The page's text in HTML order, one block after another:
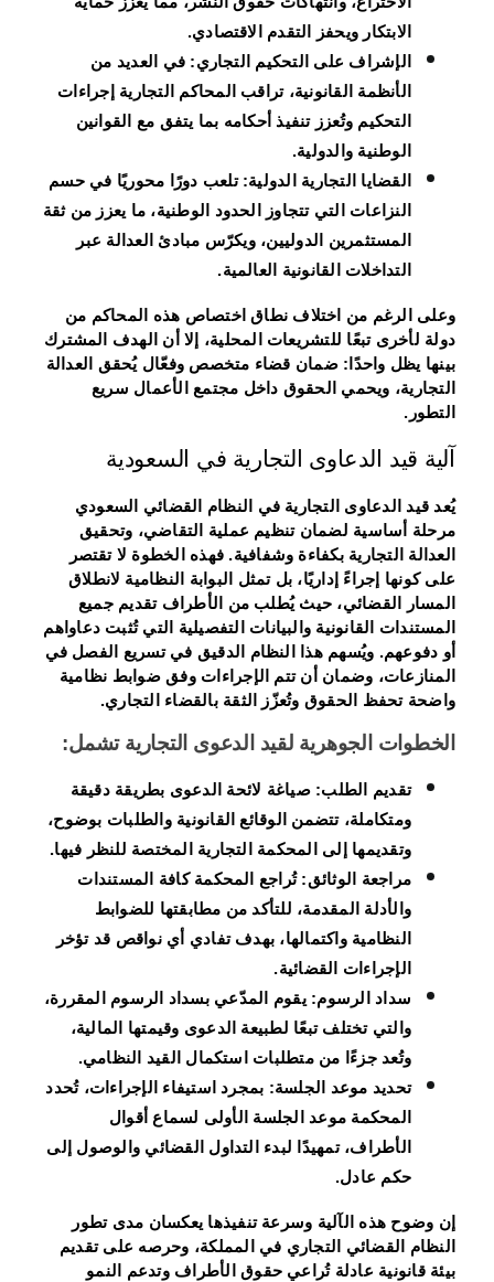
الابتكار ويحفز التقدم الاقتصادي.
الإشراف على التحكيم التجاري: في العديد من
الأنظمة القانونية، تراقب المحاكم التجارية إجراءات
التحكيم وتُعزز تنفيذ أحكامه بما يتفق مع القوانين
الوطنية والدولية.
القضايا التجارية الدولية: تلعب دورًا محوريًا في حسم
النزاعات التي تتجاوز الحدود الوطنية، ما يعزز من ثقة
المستثمرين الدوليين، ويكرّس مبادئ العدالة عبر
التداخلات القانونية العالمية.
وعلى الرغم من اختلاف نطاق اختصاص هذه المحاكم من
دولة لأخرى تبعًا للتشريعات المحلية، إلا أن الهدف المشترك
بينها يظل واحدًا: ضمان قضاء متخصص وفعّال يُحقق العدالة
التجارية، ويحمي الحقوق داخل مجتمع الأعمال سريع
التطور.
آلية قيد الدعاوى التجارية في السعودية
يُعد قيد الدعاوى التجارية في النظام القضائي السعودي
مرحلة أساسية لضمان تنظيم عملية التقاضي، وتحقيق
العدالة التجارية بكفاءة وشفافية. فهذه الخطوة لا تقتصر
على كونها إجراءً إداريًا، بل تمثل البوابة النظامية لانطلاق
المسار القضائي، حيث يُطلب من الأطراف تقديم جميع
المستندات القانونية والبيانات التفصيلية التي تُثبت دعاواهم
أو دفوعهم. ويُسهم هذا النظام الدقيق في تسريع الفصل في
المنازعات، وضمان أن تتم الإجراءات وفق ضوابط نظامية
واضحة تحفظ الحقوق وتُعزّز الثقة بالقضاء التجاري.
الخطوات الجوهرية لقيد الدعوى التجارية تشمل:
تقديم الطلب: صياغة لائحة الدعوى بطريقة دقيقة
ومتكاملة، تتضمن الوقائع القانونية والطلبات بوضوح،
وتقديمها إلى المحكمة التجارية المختصة للنظر فيها.
مراجعة الوثائق: تُراجع المحكمة كافة المستندات
والأدلة المقدمة، للتأكد من مطابقتها للضوابط
النظامية واكتمالها، بهدف تفادي أي نواقص قد تؤخر
الإجراءات القضائية.
سداد الرسوم: يقوم المدّعي بسداد الرسوم المقررة،
والتي تختلف تبعًا لطبيعة الدعوى وقيمتها المالية،
وتُعد جزءًا من متطلبات استكمال القيد النظامي.
تحديد موعد الجلسة: بمجرد استيفاء الإجراءات، تُحدد
المحكمة موعد الجلسة الأولى لسماع أقوال
الأطراف، تمهيدًا لبدء التداول القضائي والوصول إلى
حكم عادل.
إن وضوح هذه الآلية وسرعة تنفيذها يعكسان مدى تطور
النظام القضائي التجاري في المملكة، وحرصه على تقديم
بيئة قانونية عادلة تُراعي حقوق الأطراف وتدعم النمو